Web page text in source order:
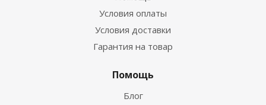
Условия оплаты
Условия доставки
Гарантия на товар
Помощь
Блог